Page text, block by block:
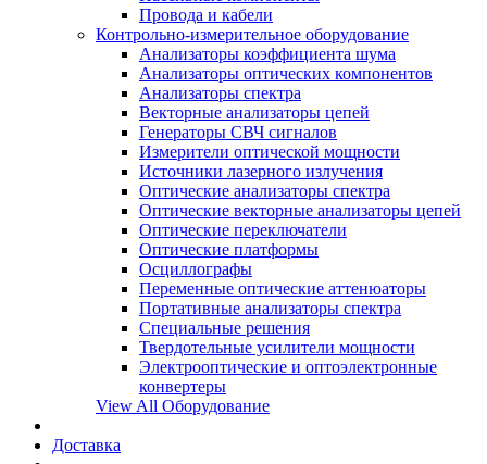
Провода и кабели
Контрольно-измерительное оборудование
Анализаторы коэффициента шума
Анализаторы оптических компонентов
Анализаторы спектра
Векторные анализаторы цепей
Генераторы СВЧ сигналов
Измерители оптической мощности
Источники лазерного излучения
Оптические анализаторы спектра
Оптические векторные анализаторы цепей
Оптические переключатели
Оптические платформы
Осциллографы
Переменные оптические аттенюаторы
Портативные анализаторы спектра
Специальные решения
Твердотельные усилители мощности
Электрооптические и оптоэлектронные
конвертеры
View All Оборудование
Доставка